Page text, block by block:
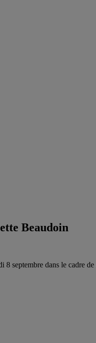
Beaudoin
8 septembre dans le cadre de